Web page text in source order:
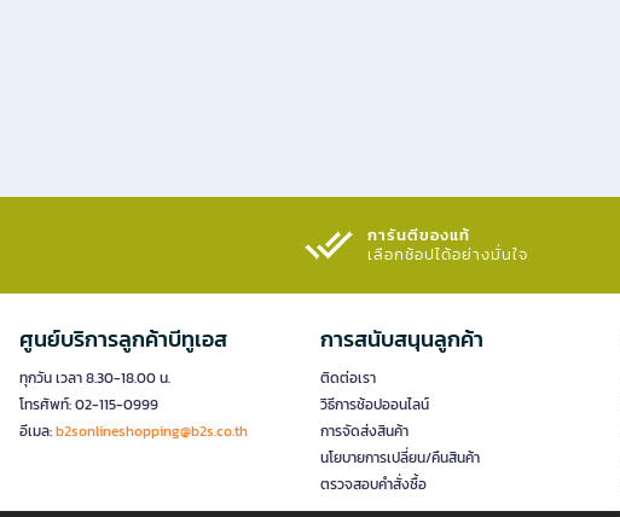
การันตีของแท้
เลือกช้อปได้อย่างมั่นใจ​
ศูนย์บริการลูกค้าบีทูเอส
ทุกวัน เวลา 8.30-18.00 น.
โทรศัพท์: 02-115-0999
อีเมล:b2sonlineshopping@b2s.co.th
การสนับสนุนลูกค้า
ติดต่อเรา
วิธีการช้อปออนไลน์
การจัดส่งสินค้า
นโยบายการเปลี่ยน/คืนสินค้า
ตรวจสอบคำสั่งซื้อ